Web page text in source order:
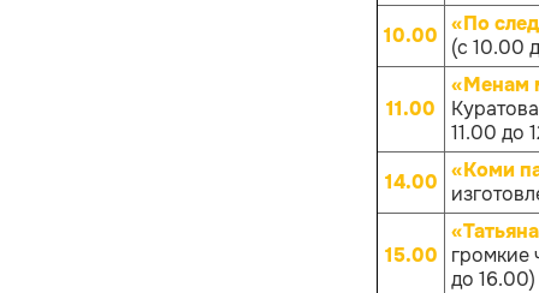
10.00 «По
(с 10.00
11.00
«Менам
11.00 до
14.00 «Коми
15.00
громкие
до 16.00)